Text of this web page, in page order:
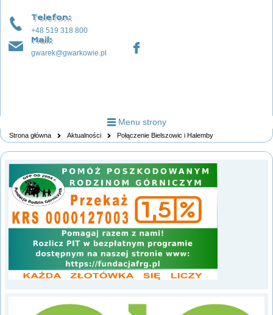
Telefon:
+48 519 318 800
Mail:
gwarek@gwarkowie.pl
Menu strony
Strona główna Aktualności Połączenie Bielszowic i Halemby